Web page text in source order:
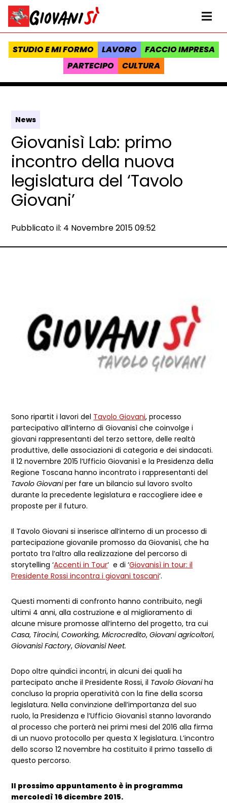
Vai al contenuto
Homepage Giovanisì - Progetto della Regione Toscana
STUDIO E MI FORMO LAVORO
FACCIO IMPRESA
PARTECIPO
CULTURA
News
Giovanisì Lab: primo
incontro della nuova
legislatura del ‘Tavolo
Giovani’
Data e ora:
Pubblicato il: 4 Novembre 2015 09:52
Sono ripartit i lavori del Tavolo Giovani, processo
partecipativo all’interno di Giovanisì che coinvolge i
giovani rappresentanti del terzo settore, delle realtà
produttive, delle associazioni di categoria e dei sindacati.
Il 12 novembre 2015 l’Ufficio Giovanisì e la Presidenza della
Regione Toscana hanno incontrato i rappresentanti del
Tavolo Giovaniper fare un bilancio sul lavoro svolto
durante la precedente legislatura e raccogliere idee e
proposte per il futuro.
Il Tavolo Giovani si inserisce all’interno di un processo di
partecipazione giovanile promosso da Giovanisì, che ha
portato tra l’altro alla realizzazione del percorso di
storytelling ‘Accenti in Tour‘ e di ‘Giovanisì in tour: il
Presidente Rossi incontra i giovani toscani‘.
Questi momenti di confronto hanno contribuito, negli
ultimi 4 anni, alla costruzione e al miglioramento di
alcune misure promosse all’interno del progetto, tra cui
Casa, Tirocini,Coworking,Microcredito,Giovani agricoltori,
Giovanisì Factory,Giovanisì Neet.
Dopo oltre quindici incontri, in alcuni dei quali ha
partecipato anche il Presidente Rossi, il Tavolo Giovaniha
concluso la propria operatività con la fine della scorsa
legislatura. Nella convinzione dell’importanza del suo
ruolo, la Presidenza e l’Ufficio Giovanisì stanno lavorando
al processo che porterà nei primi mesi del 2016 alla firma
di un nuovo protocollo per questa X legislatura. L’incontro
dello scorso 12 novembre ha costituito il primo tassello di
questo percorso.
Il prossimo appuntamento è in programma
mercoledì 16 dicembre 2015.